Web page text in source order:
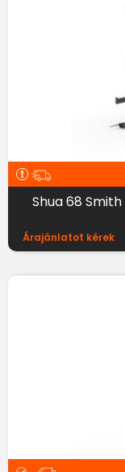
Shua 68
Árajánlatot kérek